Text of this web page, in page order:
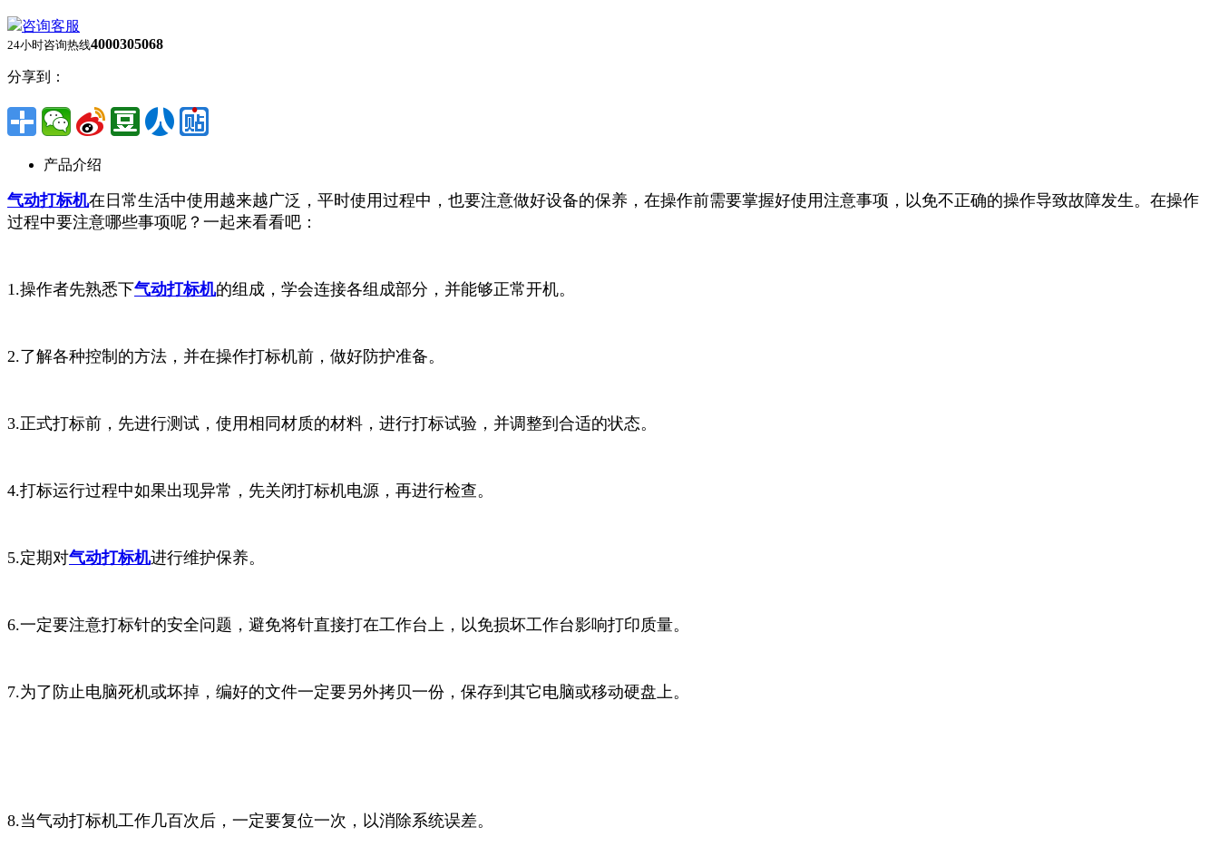
咨询客服
24小时咨询热线4000305068
分享到：
产品介绍
气动打标机在日常生活中使用越来越广泛，平时使用过程中，也要注意做好设备的保养，在操作前需要掌握好使用注意事项，以免不正确的操作导致故障发生。在操作
过程中要注意哪些事项呢？一起来看看吧：
1.操作者先熟悉下气动打标机的组成，学会连接各组成部分，并能够正常开机。
2.了解各种控制的方法，并在操作打标机前，做好防护准备。
3.正式打标前，先进行测试，使用相同材质的材料，进行打标试验，并调整到合适的状态。
4.打标运行过程中如果出现异常，先关闭打标机电源，再进行检查。
5.定期对气动打标机进行维护保养。
6.一定要注意打标针的安全问题，避免将针直接打在工作台上，以免损坏工作台影响打印质量。
7.为了防止电脑死机或坏掉，编好的文件一定要另外拷贝一份，保存到其它电脑或移动硬盘上。
8.当气动打标机工作几百次后，一定要复位一次，以消除系统误差。